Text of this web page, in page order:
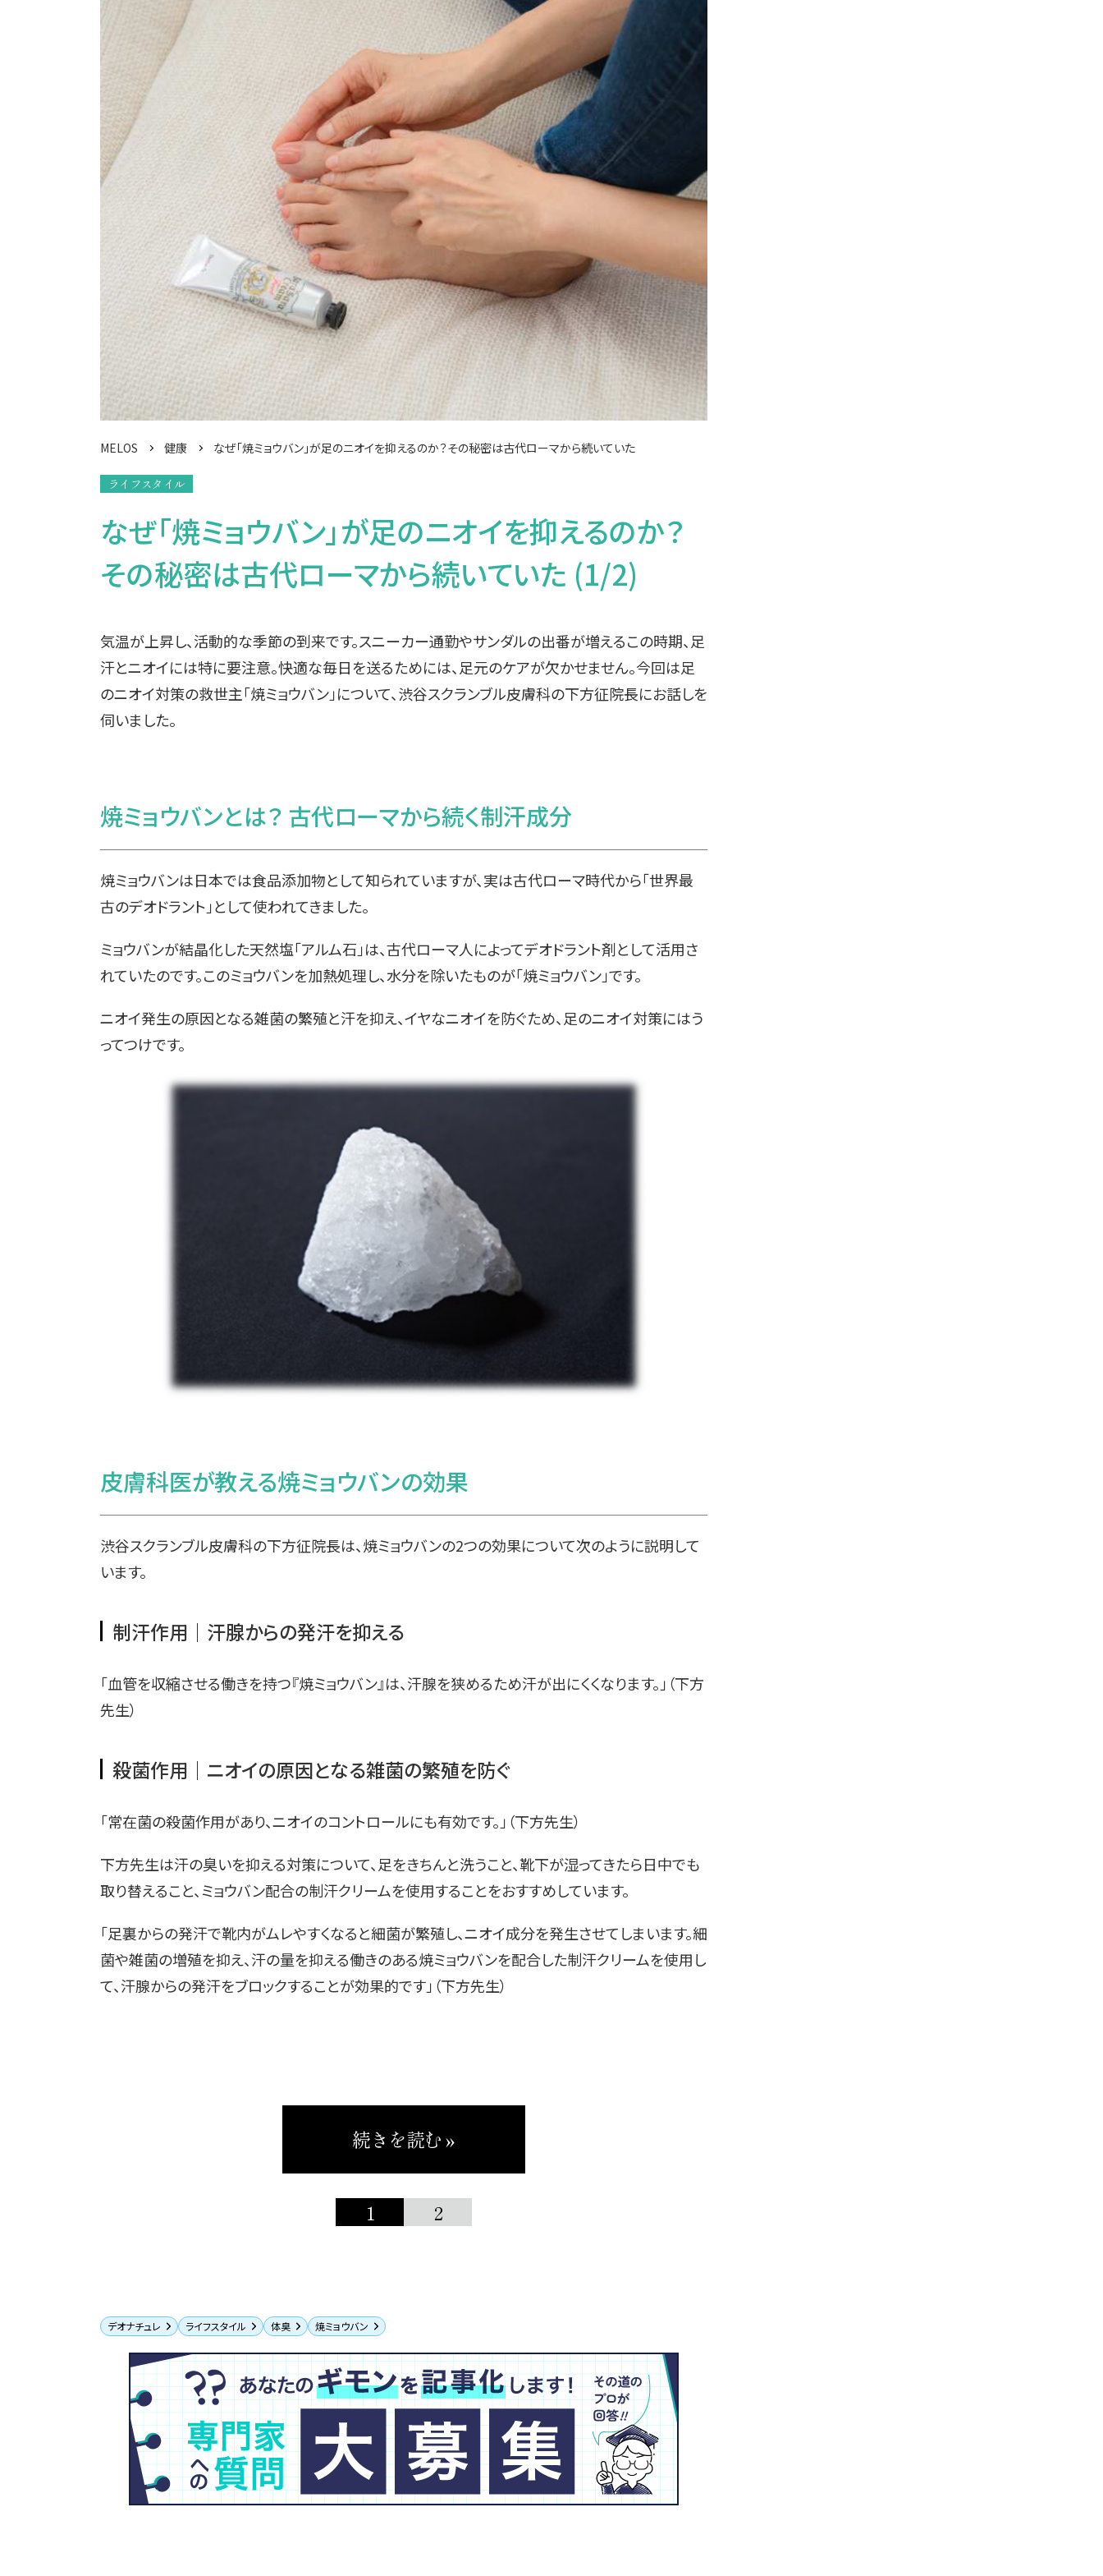
MELOS 健康 なぜ「焼ミョウバン」が足のニオイを抑えるのか？その秘密は古代ローマから続いていた
ライフスタイル
なぜ「焼ミョウバン」が足のニオイを抑えるのか？
その秘密は古代ローマから続いていた (1/2)
気温が上昇し、活動的な季節の到来です。スニーカー通勤やサンダルの出番が増えるこの時期、足
汗とニオイには特に要注意。快適な毎日を送るためには、足元のケアが欠かせません。今回は足
のニオイ対策の救世主「焼ミョウバン」について、渋谷スクランブル皮膚科の下方征院長にお話しを
伺いました。
焼ミョウバンとは？ 古代ローマから続く制汗成分
焼ミョウバンは日本では食品添加物として知られていますが、実は古代ローマ時代から「世界最
古のデオドラント」として使われてきました。
ミョウバンが結晶化した天然塩「アルム石」は、古代ローマ人によってデオドラント剤として活用さ
れていたのです。このミョウバンを加熱処理し、水分を除いたものが「焼ミョウバン」です。
ニオイ発生の原因となる雑菌の繁殖と汗を抑え、イヤなニオイを防ぐため、足のニオイ対策にはう
ってつけです。
皮膚科医が教える焼ミョウバンの効果
渋谷スクランブル皮膚科の下方征院長は、焼ミョウバンの2つの効果について次のように説明して
います。
制汗作用｜汗腺からの発汗を抑える
「血管を収縮させる働きを持つ『焼ミョウバン』は、汗腺を狭めるため汗が出にくくなります。」（下方
先生）
殺菌作用｜ニオイの原因となる雑菌の繁殖を防ぐ
「常在菌の殺菌作用があり、ニオイのコントロールにも有効です。」（下方先生）
下方先生は汗の臭いを抑える対策について、足をきちんと洗うこと、靴下が湿ってきたら日中でも
取り替えること、ミョウバン配合の制汗クリームを使用することをおすすめしています。
「足裏からの発汗で靴内がムレやすくなると細菌が繁殖し、ニオイ成分を発生させてしまいます。細
菌や雑菌の増殖を抑え、汗の量を抑える働きのある焼ミョウバンを配合した制汗クリームを使用し
て、汗腺からの発汗をブロックすることが効果的です」（下方先生）
続きを読む »
1 2
デオナチュレ ライフスタイル 体臭 焼ミョウバン